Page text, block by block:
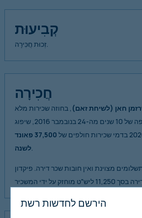
קְבִיעוּת
זְכוּת חֲכִּירָה.
חֲכִירָה
חאן (לשיחת זאם) , בחוזה שכירות מלא
לתיקון וביטוח לתקופה של 10 שנים מה-24 בנובמבר 2016, שיפוג
37,500 פאונד
לשנה.
מצוינת ואין חובות שכר דירה. פיקדון
הירשם לחדשות רשת